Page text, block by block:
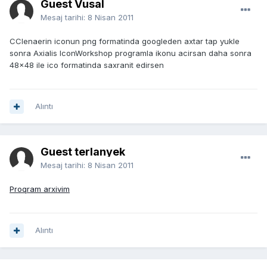
Guest Vusal
Mesaj tarihi: 8 Nisan 2011
CClenaerin iconun png formatinda googleden axtar tap yukle
sonra Axialis IconWorkshop programla ikonu acirsan daha sonra
48x48 ile ico formatinda saxranit edirsen
Alıntı
Guest terlanyek
Mesaj tarihi: 8 Nisan 2011
Proqram arxivim
Alıntı